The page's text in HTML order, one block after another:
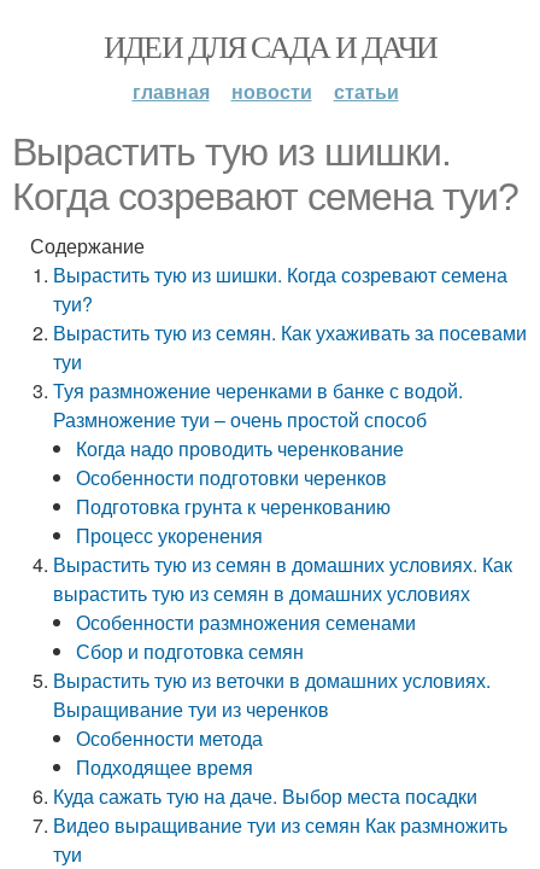
ИДЕИ ДЛЯ САДА И ДАЧИ
главная новости статьи
Вырастить тую из шишки.
Когда созревают семена туи?
Содержание
Вырастить тую из шишки. Когда созревают семена
туи?
Вырастить тую из семян. Как ухаживать за посевами
туи
Туя размножение черенками в банке с водой.
Размножение туи – очень простой способ
Когда надо проводить черенкование
Особенности подготовки черенков
Подготовка грунта к черенкованию
Процесс укоренения
Вырастить тую из семян в домашних условиях. Как
вырастить тую из семян в домашних условиях
Особенности размножения семенами
Сбор и подготовка семян
Вырастить тую из веточки в домашних условиях.
Выращивание туи из черенков
Особенности метода
Подходящее время
Куда сажать тую на даче. Выбор места посадки
Видео выращивание туи из семян Как размножить
туи